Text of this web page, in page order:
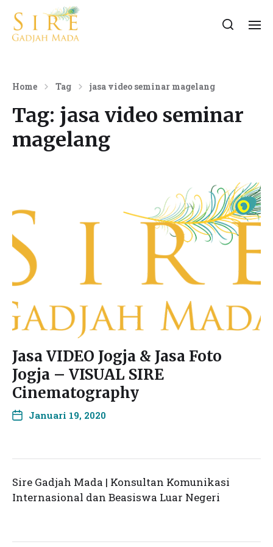
Home Tag jasa video seminar magelang
Tag: jasa video seminar
magelang
Jasa VIDEO Jogja & Jasa Foto
Jogja – VISUAL SIRE
Cinematography
Januari 19, 2020
Sire Gadjah Mada | Konsultan Komunikasi
Internasional dan Beasiswa Luar Negeri